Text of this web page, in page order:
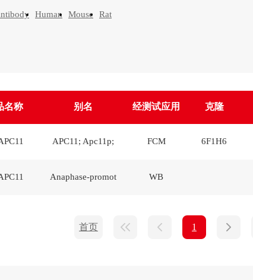
Human Mouse Rat
名称 别名 经测试应用 克隆
APC11; Apc11p; FCM 6F1H6
Anaphase-promot WB
首页 1